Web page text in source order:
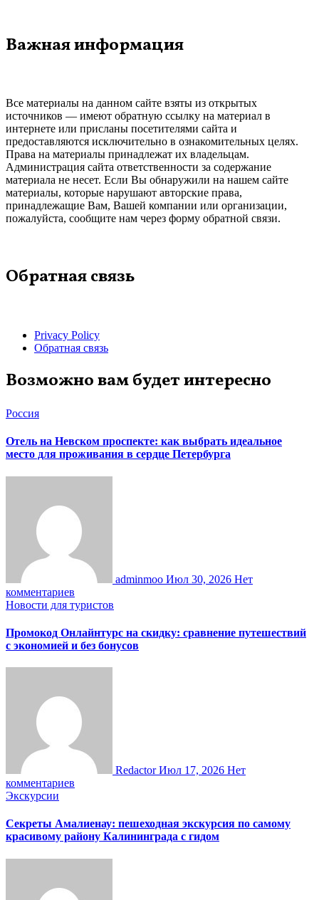
Важная информация
Все материалы на данном сайте взяты из открытых
источников — имеют обратную ссылку на материал в
интернете или присланы посетителями сайта и
предоставляются исключительно в ознакомительных целях.
Права на материалы принадлежат их владельцам.
Администрация сайта ответственности за содержание
материала не несет. Если Вы обнаружили на нашем сайте
материалы, которые нарушают авторские права,
принадлежащие Вам, Вашей компании или организации,
пожалуйста, сообщите нам через форму обратной связи.
Обратная связь
Privacy Policy
Обратная связь
Возможно вам будет интересно
Россия
Отель на Невском проспекте: как выбрать идеальное
место для проживания в сердце Петербурга
adminmoo Июл 30, 2026 Нет
комментариев
Новости для туристов
Промокод Онлайнтурс на скидку: сравнение путешествий
с экономией и без бонусов
RedactorИюл 17, 2026 Нет
комментариев
Экскурсии
Секреты Амалиенау: пешеходная экскурсия по самому
красивому району Калининграда с гидом